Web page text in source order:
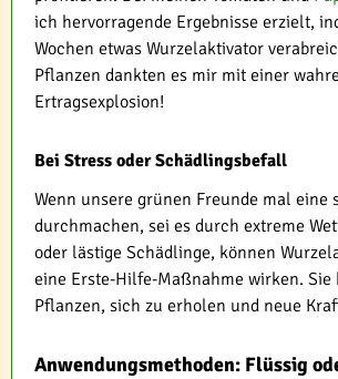
ich hervorragende Ergebnisse erzielt,
Wochen etwas Wurzelaktivator
Pflanzen dankten es mir mit einer
Ertragsexplosion!
Bei Stress oder Schädlingsbefall
Wenn unsere grünen Freunde mal eine
durchmachen, sei es durch extreme
oder lästige Schädlinge, können
eine Erste-Hilfe-Maßnahme wirken. Sie
Pflanzen, sich zu erholen und neue
Anwendungsmethoden: Flüssig